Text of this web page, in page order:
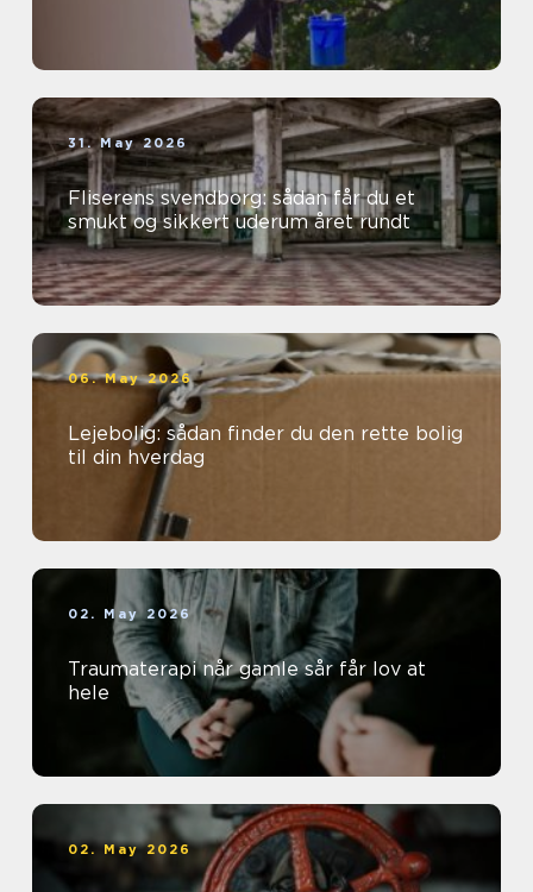
31. May 2026
Fliserens svendborg: sådan får du et
smukt og sikkert uderum året rundt
06. May 2026
Lejebolig: sådan finder du den rette bolig
til din hverdag
02. May 2026
Traumaterapi når gamle sår får lov at
hele
02. May 2026